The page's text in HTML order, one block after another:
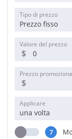
Tipo di prezzo
Prezzo fisso
Valore del prezzo
$
Prezzo promoziona
le
$
Applicare
una volta
7